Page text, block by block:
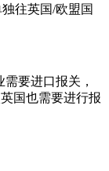
往英国/欧盟国
要进口报关，
国也需要进行报